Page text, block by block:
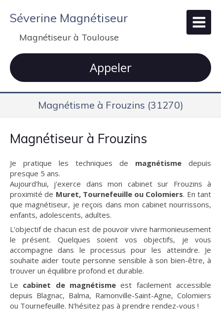
Séverine Magnétiseur
Magnétiseur à Toulouse
Appeler
Magnétisme à Frouzins (31270)
Magnétiseur à Frouzins
Je pratique les techniques de magnétisme depuis
presque 5 ans.
Aujourd'hui, j'exerce dans mon cabinet sur Frouzins à
proximité de Muret, Tournefeuille ou Colomiers. En tant
que magnétiseur, je reçois dans mon cabinet nourrissons,
enfants, adolescents, adultes.
L'objectif de chacun est de pouvoir vivre harmonieusement
le présent. Quelques soient vos objectifs, je vous
accompagne dans le processus pour les atteindre. Je
souhaite aider toute personne sensible à son bien-être, à
trouver un équilibre profond et durable.
Le cabinet de magnétisme est facilement accessible
depuis Blagnac, Balma, Ramonville-Saint-Agne, Colomiers
ou Tournefeuille. N'hésitez pas à prendre rendez-vous !